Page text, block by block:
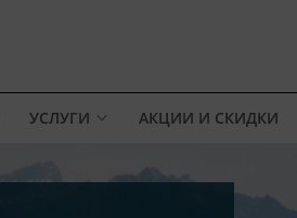
УСЛУГИ АКЦИИ И СКИДКИ